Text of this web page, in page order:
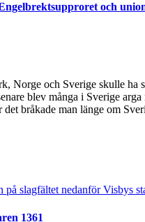
och
Norge och Sverige skulle
blev många i Sverige
bråkade man länge om
1361